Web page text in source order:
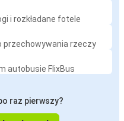
i rozkładane fotele
przechowywania rzeczy
autobusie FlixBus
raz pierwszy?